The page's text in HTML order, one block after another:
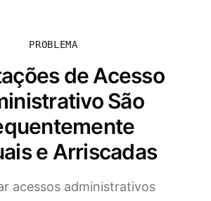
PROBLEMA
de Acesso
São
e Arriscadas
acessos administrativos